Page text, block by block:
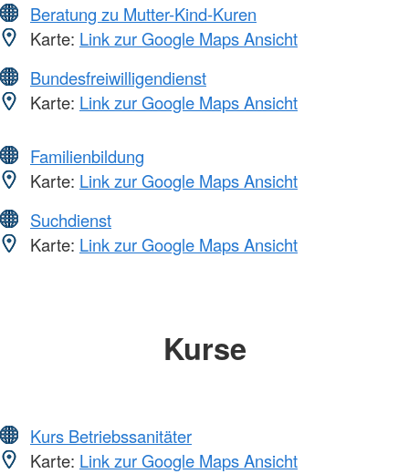
Beratung zu Mutter-Kind-Kuren
Karte: Link zur Google Maps Ansicht
Bundesfreiwilligendienst
Karte: Link zur Google Maps Ansicht
Familienbildung
Karte: Link zur Google Maps Ansicht
Suchdienst
Karte: Link zur Google Maps Ansicht
Kurse
Kurs Betriebssanitäter
Karte: Link zur Google Maps Ansicht